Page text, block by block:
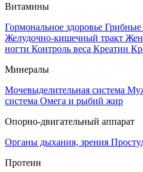
Витамины
Гормональное здоровье Грибные
Желудочно-кишечный тракт
ногти Контроль веса Креатин
Минералы
Мочевыделительная система
система Омега и рыбий жир
Опорно-двигательный аппарат
Органы дыхания, зрения
Протеин